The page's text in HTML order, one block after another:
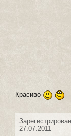
Красиво
27.07.2011